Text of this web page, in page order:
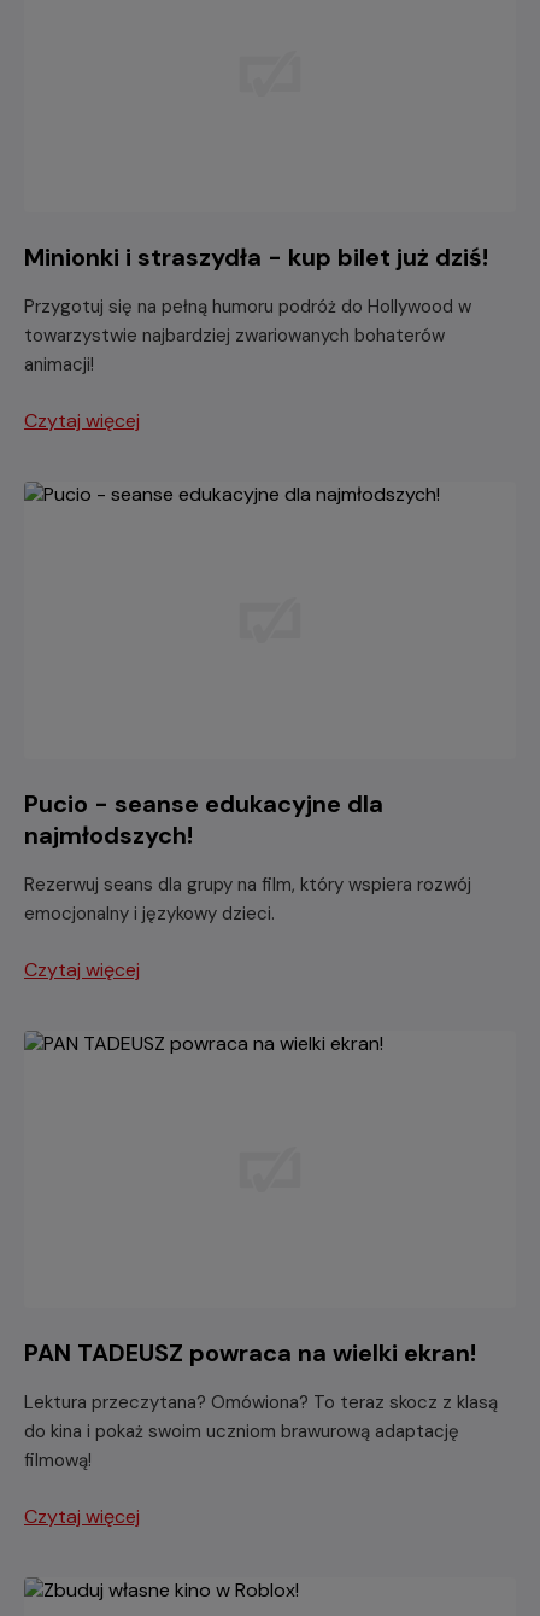
Minionki i straszydła - kup bilet już dziś!
Przygotuj się na pełną humoru podróż do Hollywood w
towarzystwie najbardziej zwariowanych bohaterów
animacji!
Czytaj więcej
Pucio - seanse edukacyjne dla
najmłodszych!
Rezerwuj seans dla grupy na film, który wspiera rozwój
emocjonalny i językowy dzieci.
Czytaj więcej
PAN TADEUSZ powraca na wielki ekran!
Lektura przeczytana? Omówiona? To teraz skocz z klasą
do kina i pokaż swoim uczniom brawurową adaptację
filmową!
Czytaj więcej